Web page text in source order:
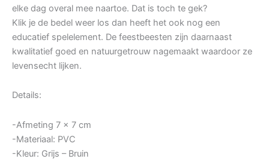
elke dag overal mee naartoe. Dat is toch te gek?
Klik je de bedel weer los dan heeft het ook nog een
educatief spelelement. De feestbeesten zijn daarnaast
kwalitatief goed en natuurgetrouw nagemaakt waardoor ze
levensecht lijken.
Details:
-Afmeting 7 x 7 cm
-Materiaal: PVC
-Kleur: Grijs – Bruin